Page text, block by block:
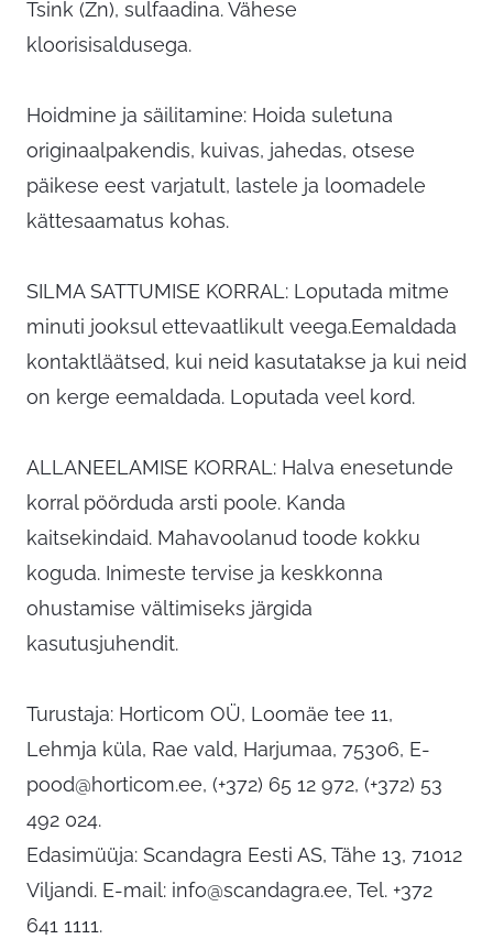
Tsink (Zn), sulfaadina. Vähese
kloorisisaldusega.
Hoidmine ja säilitamine: Hoida suletuna
originaalpakendis, kuivas, jahedas, otsese
päikese eest varjatult, lastele ja loomadele
kättesaamatus kohas.
SILMA SATTUMISE KORRAL: Loputada mitme
minuti jooksul ettevaatlikult veega.Eemaldada
kontaktläätsed, kui neid kasutatakse ja kui neid
on kerge eemaldada. Loputada veel kord.
ALLANEELAMISE KORRAL: Halva enesetunde
korral pöörduda arsti poole. Kanda
kaitsekindaid. Mahavoolanud toode kokku
koguda. Inimeste tervise ja keskkonna
ohustamise vältimiseks järgida
kasutusjuhendit.
Turustaja: Horticom OÜ, Loomäe tee 11,
Lehmja küla, Rae vald, Harjumaa, 75306, E-
pood@horticom.ee, (+372) 65 12 972, (+372) 53
492 024.
Edasimüüja: Scandagra Eesti AS, Tähe 13, 71012
Viljandi. E-mail: info@scandagra.ee, Tel. +372
641 1111.